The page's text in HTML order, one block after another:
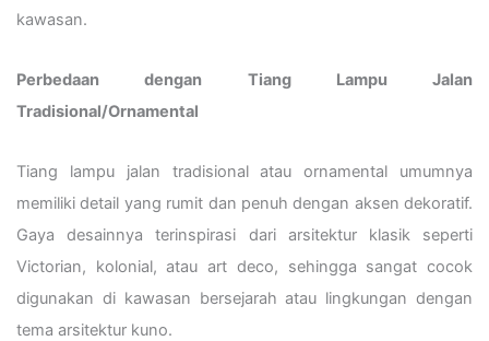
kawasan.
Perbedaan dengan Tiang Lampu Jalan
Tradisional/Ornamental
Tiang lampu jalan tradisional atau ornamental umumnya
memiliki detail yang rumit dan penuh dengan aksen dekoratif.
Gaya desainnya terinspirasi dari arsitektur klasik seperti
Victorian, kolonial, atau art deco, sehingga sangat cocok
digunakan di kawasan bersejarah atau lingkungan dengan
tema arsitektur kuno.